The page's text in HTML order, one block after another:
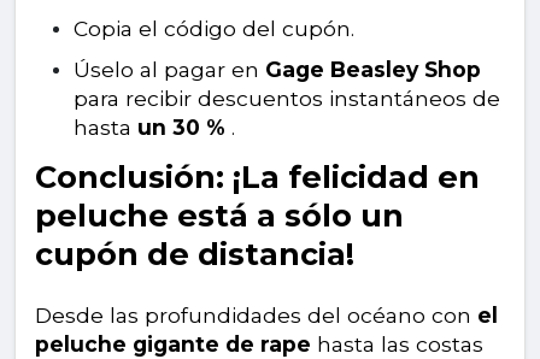
Copia el código del cupón.
Úselo al pagar en Gage Beasley Shop
para recibir descuentos instantáneos de
hasta un 30 % .
Conclusión: ¡La felicidad en
peluche está a sólo un
cupón de distancia!
Desde las profundidades del océano con el
peluche gigante de rape hasta las costas